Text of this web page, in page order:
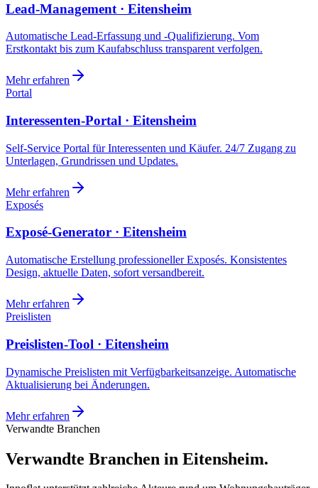
Lead-Management · Eitensheim
Automatische Lead-Erfassung und -Qualifizierung. Vom
Erstkontakt bis zum Kaufabschluss transparent verfolgen.
Mehr erfahren
Portal
Interessenten-Portal · Eitensheim
Self-Service Portal für Interessenten und Käufer. 24/7 Zugang zu
Unterlagen, Grundrissen und Updates.
Mehr erfahren
Exposés
Exposé-Generator · Eitensheim
Automatische Erstellung professioneller Exposés. Konsistentes
Design, aktuelle Daten, sofort versandbereit.
Mehr erfahren
Preislisten
Preislisten-Tool · Eitensheim
Dynamische Preislisten mit Verfügbarkeitsanzeige. Automatische
Aktualisierung bei Änderungen.
Mehr erfahren
Verwandte Branchen
Verwandte Branchen in Eitensheim.